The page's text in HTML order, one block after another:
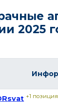
2025
+1 позиция